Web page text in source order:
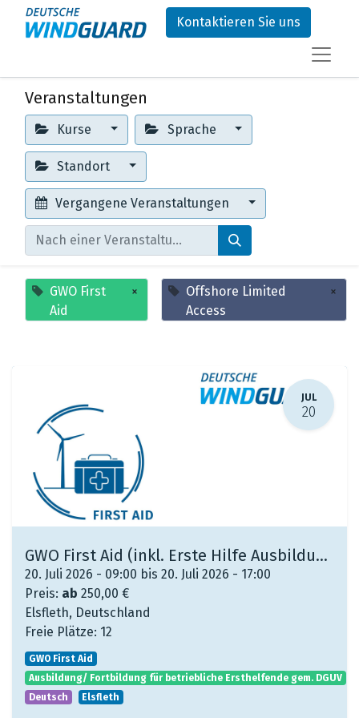
Kontaktieren Sie uns
Veranstaltungen
Kurse Sprache
Standort
Vergangene Veranstaltungen
GWO First
Aid
×
Offshore Limited
Access
×
JUL
20
GWO First Aid (inkl. Erste Hilfe Ausbildung/ Fortbildung gem. DGUV)
20. Juli 2026 - 09:00 bis 20. Juli 2026 - 17:00
Preis: ab 250,00 €
Elsfleth, Deutschland
Freie Plätze: 12
GWO First Aid
Ausbildung/ Fortbildung für betriebliche Ersthelfende gem. DGUV
Deutsch
Elsfleth